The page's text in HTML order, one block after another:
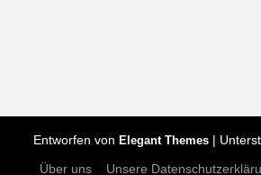
Entworfen von Elegant Themes|
Über uns Unsere